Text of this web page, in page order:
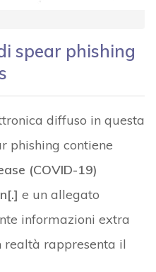
spear phishing
diffuso in questa
phishing contiene
(COVID-19)
e un allegato
informazioni extra
realtà rappresenta il